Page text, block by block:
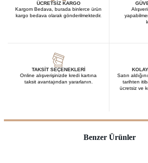
ÜCRETSIZ KARGO
Kargom Bedava, burada binlerce ürün
kargo bedava olarak gönderilmektedir.
TAKSIT SEÇENEKLERI
Online alışverişinizde kredi kartına
taksit avantajından yararlanın.
Satın
tarihten
ücretsiz ve
Benzer Ürünler